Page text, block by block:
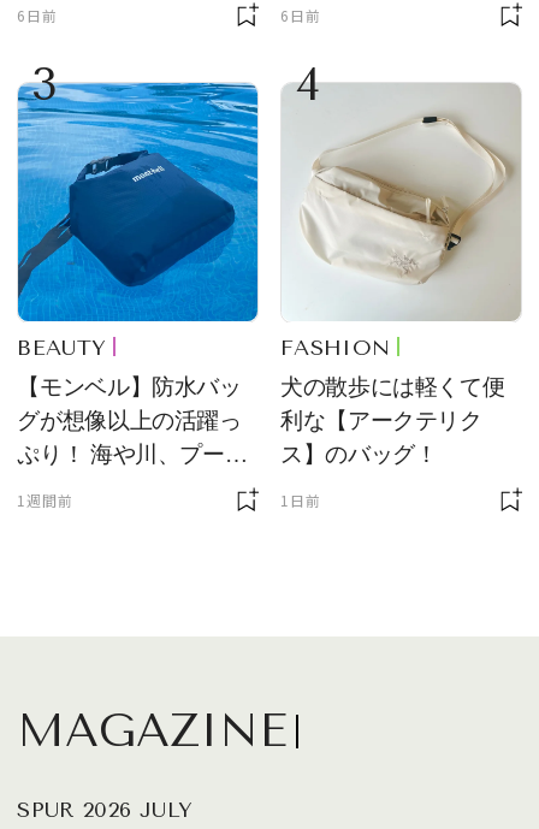
6日前 6日前
3
BEAUTY
【モンベル】防水バッ
グが想像以上の活躍っ
ぷり！ 海や川、プール
1週間前
4
FASHION
犬の散歩には軽くて便
利な【アークテリク
ス】のバッグ！
1日前
MAGAZINE
SPUR 2026 JULY